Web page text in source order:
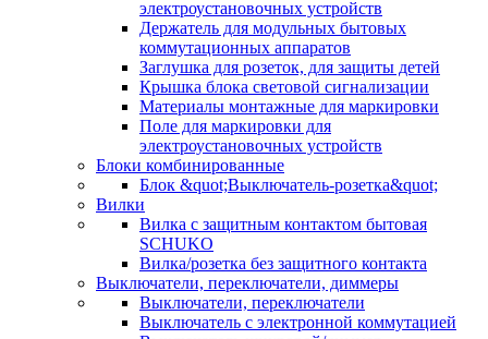
электроустановочных устройств
Держатель для модульных бытовых
коммутационных аппаратов
Заглушка для розеток, для защиты детей
Крышка блока световой сигнализации
Материалы монтажные для маркировки
Поле для маркировки для
электроустановочных устройств
Блоки комбинированные
Блок &quot;Выключатель-розетка&quot;
Вилки
Вилка с защитным контактом бытовая
SCHUKO
Вилка/розетка без защитного контакта
Выключатели, переключатели, диммеры
Выключатели, переключатели
Выключатель с электронной коммутацией